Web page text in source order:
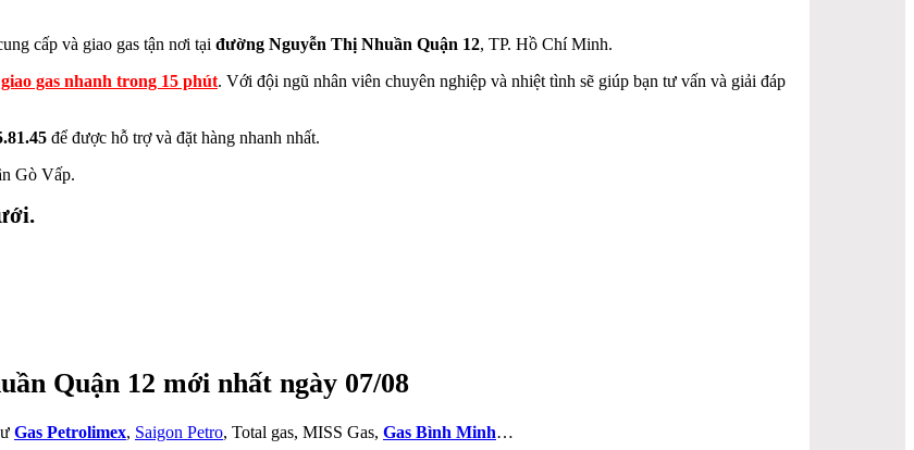
cấp và giao gas tận nơi tại đường Nguyễn Thị Nhuần Quận 12, TP. Hồ Chí Minh.
giao gas nhanh trong 15 phút. Với đội ngũ nhân viên chuyên nghiệp và nhiệt tình sẽ giúp bạn tư vấn và giải đáp
để được hỗ trợ và đặt hàng nhanh nhất.
Gò Vấp.
Quận 12 mới nhất ngày 07/08
Gas Petrolimex, Saigon Petro, Total gas, MISS Gas, Gas Bình Minh…